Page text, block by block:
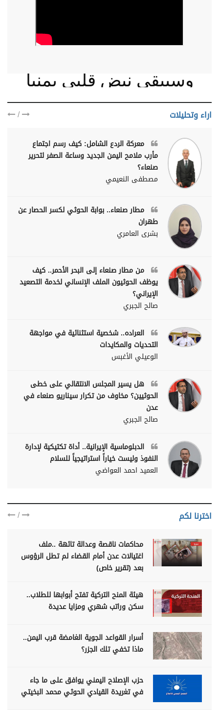
وسيبقى نبض قلبي يمنيا
اراء وتحليلات /
معركة الردع الشامل: كيف رسم اجتماع
مأرب ملامح اليمن الجديد وساعة الصفر لتحرير
صنعاء؟
مصطفى النعيمي
مطار صنعاء.. بوابة الحوثي لكسر الحصار عن
طهران
بشرى العامري
من مطار صنعاء إلى البحر الأحمر.. كيف
يوظف الحوثيون الملف الإنساني لخدمة التصعيد
الإيراني؟
صالح الجبري
العراده.. شخصية استثنائية في مواجهة
التحديات والمكايدات
الوعيلي الأغبس
هل يسير المجلس الانتقالي على خطى
الحوثيين؟ مخاوف من تكرار سيناريو صنعاء في
عدن
صالح الجبري
الدبلوماسية الإيرانية.. أداة تكتيكية لإدارة
النفوذ وليست خياراً استراتيجياً للسلام
العميد احمد العواضي
اخترنا لكم /
محاكمات ناقصة وعدالة تائهة ..ملف
اغتيالات عدن أمام القضاء لم تطل الرؤوس
بعد (تقرير خاص)
هيئة المنح التركية تفتح أبوابها للطلاب..
سكن وراتب شهري ومزايا عديدة
أسرار القواعد الجوية الغامضة قرب اليمن..
ماذا تخفي تلك الجزر؟
حزب الإصلاح اليمني يوافق على ما جاء
في تغريدة القيادي الحوثي محمد البخيتي